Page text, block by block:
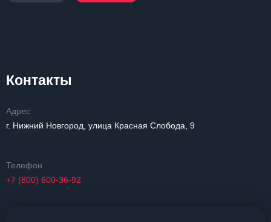
Контакты
Адрес
г. Нижний Новгород, улица Красная Слобода, 9
Телефон
+7 (800) 600-36-92